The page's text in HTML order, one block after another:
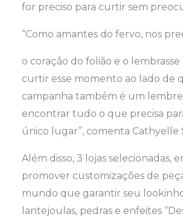
for preciso para curtir sem
“Como amantes do fervo, nos
o coração do folião e o
curtir esse momento ao lado de
campanha também é um
encontrar tudo o que precisa
único lugar”, comenta Cathyelle
Além disso, 3 lojas selecionadas,
promover customizações de
mundo que garantir seu
lantejoulas, pedras e enfeites